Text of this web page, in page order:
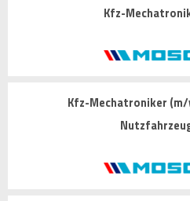
Kfz-
Kfz-Mechatroniker